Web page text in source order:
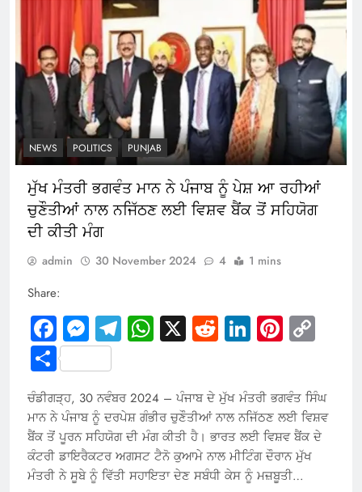
NEWS POLITICS PUNJAB
ਮੁੱਖ ਮੰਤਰੀ ਭਗਵੰਤ ਮਾਨ ਨੇ ਪੰਜਾਬ ਨੂੰ ਪੇਸ਼ ਆ ਰਹੀਆਂ
ਚੁਣੌਤੀਆਂ ਨਾਲ ਨਜਿੱਠਣ ਲਈ ਵਿਸ਼ਵ ਬੈਂਕ ਤੋਂ ਸਹਿਯੋਗ
ਦੀ ਕੀਤੀ ਮੰਗ
admin 30 November 2024 4 1 mins
Share:
Facebook
Messenger
Telegram
WhatsApp
X RedditLinkedIn
Share
ਚੰਡੀਗੜ੍ਹ, 30 ਨਵੰਬਰ 2024 – ਪੰਜਾਬ ਦੇ ਮੁੱਖ ਮੰਤਰੀ ਭਗਵੰਤ ਸਿੰਘ
ਮਾਨ ਨੇ ਪੰਜਾਬ ਨੂੰ ਦਰਪੇਸ਼ ਗੰਭੀਰ ਚੁਣੌਤੀਆਂ ਨਾਲ ਨਜਿੱਠਣ ਲਈ ਵਿਸ਼ਵ
ਬੈਂਕ ਤੋਂ ਪੂਰਨ ਸਹਿਯੋਗ ਦੀ ਮੰਗ ਕੀਤੀ ਹੈ। ਭਾਰਤ ਲਈ ਵਿਸ਼ਵ ਬੈਂਕ ਦੇ
ਕੰਟਰੀ ਡਾਇਰੈਕਟਰ ਅਗਸਟ ਟੈਨੋ ਕੁਆਮੇ ਨਾਲ ਮੀਟਿੰਗ ਦੌਰਾਨ ਮੁੱਖ
ਮੰਤਰੀ ਨੇ ਸੂਬੇ ਨੂੰ ਵਿੱਤੀ ਸਹਾਇਤਾ ਦੇਣ ਸਬੰਧੀ ਕੇਸ ਨੂੰ ਮਜ਼ਬੂਤੀ…